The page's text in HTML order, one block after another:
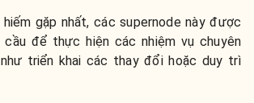
gặp nhất, các supernode này được
để thực hiện các nhiệm vụ chuyên
triển khai các thay đổi hoặc duy trì